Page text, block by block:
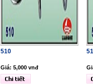
510
Giá: 5,000 vnđ